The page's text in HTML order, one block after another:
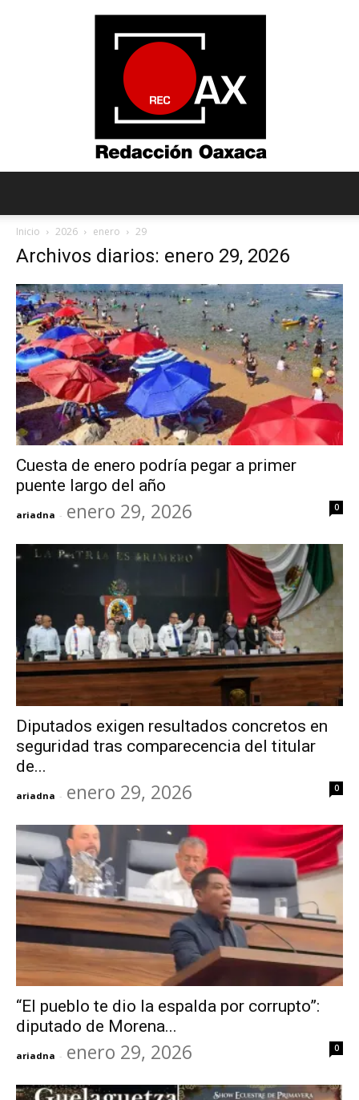
Inicio 2026 enero 29
Archivos diarios: enero 29, 2026
Cuesta de enero podría pegar a primer
puente largo del año
ariadna - enero 29, 2026 0
Diputados exigen resultados concretos en
seguridad tras comparecencia del titular
de...
ariadna - enero 29, 2026 0
“El pueblo te dio la espalda por corrupto”:
diputado de Morena...
ariadna - enero 29, 2026 0